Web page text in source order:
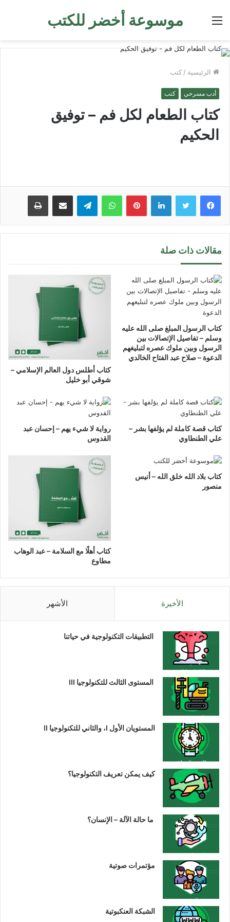
موسوعة أخضر للكتب القائمة
الرئيسية / كتب
أدب مسرحي كتب
كتاب الطعام لكل فم – توفيق
الحكيم
لينكدإن بينتيريستواتساب تيلقرام مشاركة عبر البريد طباعة
مقالات ذات صلة
كتاب الرسول المبلغ صلى الله عليه
وسلم – تفاصيل الإتصالات بين
الرسول وبين ملوك عصره لتبليغهم
الدعوة – صلاح عبد الفتاح الخالدي
كتاب أطلس دول العالم الإسلامي –
شوقي أبو خليل
كتاب قصة كاملة لم يؤلفها بشر –
علي الطنطاوي
رواية لا شيء يهم – إحسان عبد
القدوس
كتاب بلاد الله خلق الله – أنيس
منصور
كتاب أهلًا مع السلامة – عبد الوهاب
مطاوع
الأخيرة الأشهر
التطبيقات التكنولوجية في حياتنا
المستوى الثالث للتكنولوجيا III
المستويان الأول I، والثاني للتكنولوجيا II
كيف يمكن تعريف التكنولوجيا؟
ما حالة الآلة – الإنسان؟
مؤتمرات صوتية
الشبكة العنكبوتية